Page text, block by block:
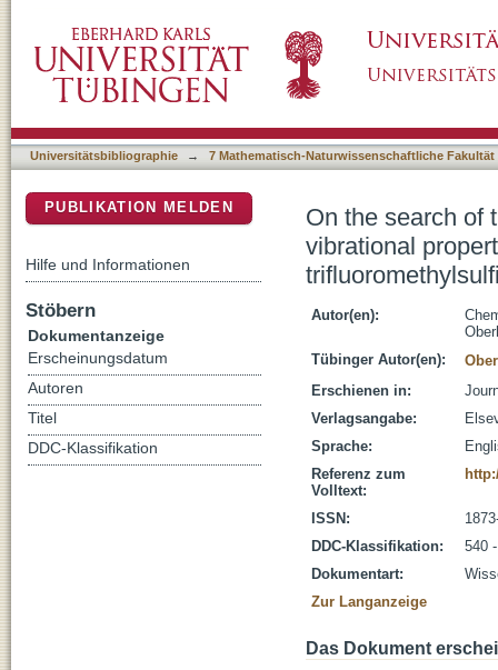
substituted sulfinylanilines: Study of p-
Universitätsbibliographie → 7 Mathematisch-Naturwissenschaftliche Fakultät
On the search of
vibrational
Autor(en):
Tübinger Autor(en):
Erschienen in:
Verlagsangabe:
Sprache:
Referenz zum
Volltext:
ISSN:
DDC-Klassifikation:
540
Dokumentart:
Zur Langanzeige
Das Dokument
PUBLIKATION MELDEN
Hilfe und Informationen
Stöbern
Dokumentanzeige
Erscheinungsdatum
Autoren
Titel
DDC-Klassifikation